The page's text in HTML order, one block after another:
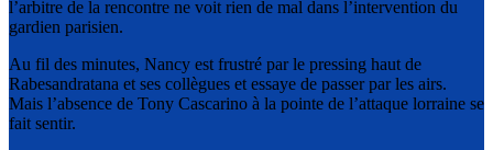
l’arbitre de la rencontre ne voit rien de mal dans l’intervention du
gardien parisien.
Au fil des minutes, Nancy est frustré par le pressing haut de
Rabesandratana et ses collègues et essaye de passer par les airs.
Mais l’absence de Tony Cascarino à la pointe de l’attaque lorraine se
fait sentir.